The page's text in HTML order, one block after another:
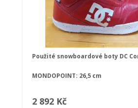
Použité snowboardové boty DC
MONDOPOINT: 26,5 cm
2 892 Kč